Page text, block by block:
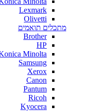
Lexmark
Olivetti
מתכלים תואמים
Brother
HP
Minolta
Samsung
Xerox
Canon
Pantum
Ricoh
Kyocera